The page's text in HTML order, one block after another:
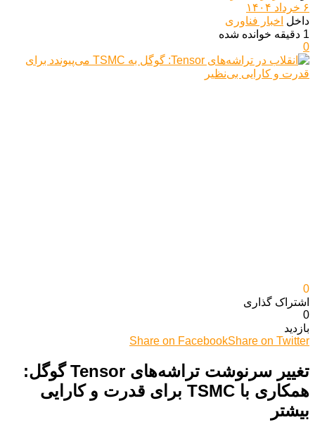
۶ خرداد ۱۴۰۴
داخل اخبار فناوری
1 دقیقه خوانده شده
0
0
اشتراک گذاری‌
0
بازدید
Share on FacebookShare on Twitter
تغییر سرنوشت تراشه‌های Tensor گوگل:
همکاری با TSMC برای قدرت و کارایی
بیشتر